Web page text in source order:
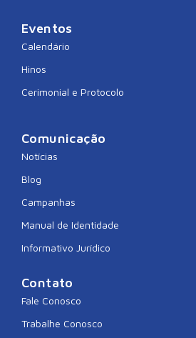
Eventos
Calendário
Hinos
Cerimonial e Protocolo
Comunicação
Notícias
Blog
Campanhas
Manual de Identidade
Informativo Jurídico
Contato
Fale Conosco
Trabalhe Conosco